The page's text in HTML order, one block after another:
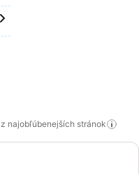
najobľúbenejších stránok